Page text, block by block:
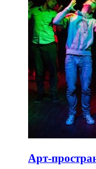
Арт-